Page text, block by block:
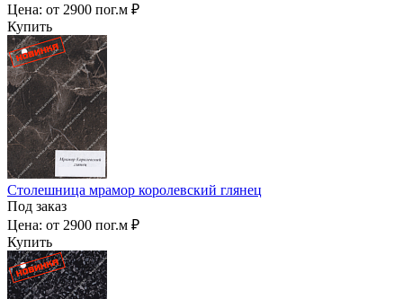
Цена: от 2900 пог.м ₽
Купить
Столешница мрамор королевский глянец
Под заказ
Цена: от 2900 пог.м ₽
Купить